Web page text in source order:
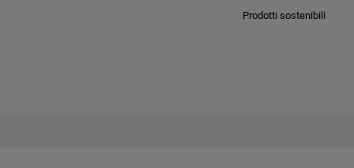
Prodotti sostenibili